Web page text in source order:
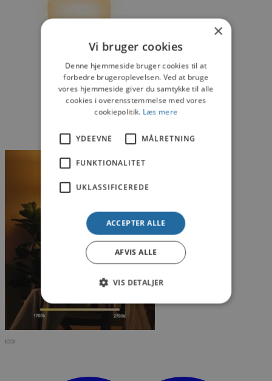
×
Vi bruger cookies
Denne hjemmeside bruger cookies til at
forbedre brugeroplevelsen. Ved at bruge
vores hjemmeside giver du samtykke til alle
cookies i overensstemmelse med vores
cookiepolitik. Læs mere
YDEEVNE MÅLRETNING
FUNKTIONALITET
UKLASSIFICEREDE
ACCEPTER ALLE
AFVIS ALLE
VIS DETALJER